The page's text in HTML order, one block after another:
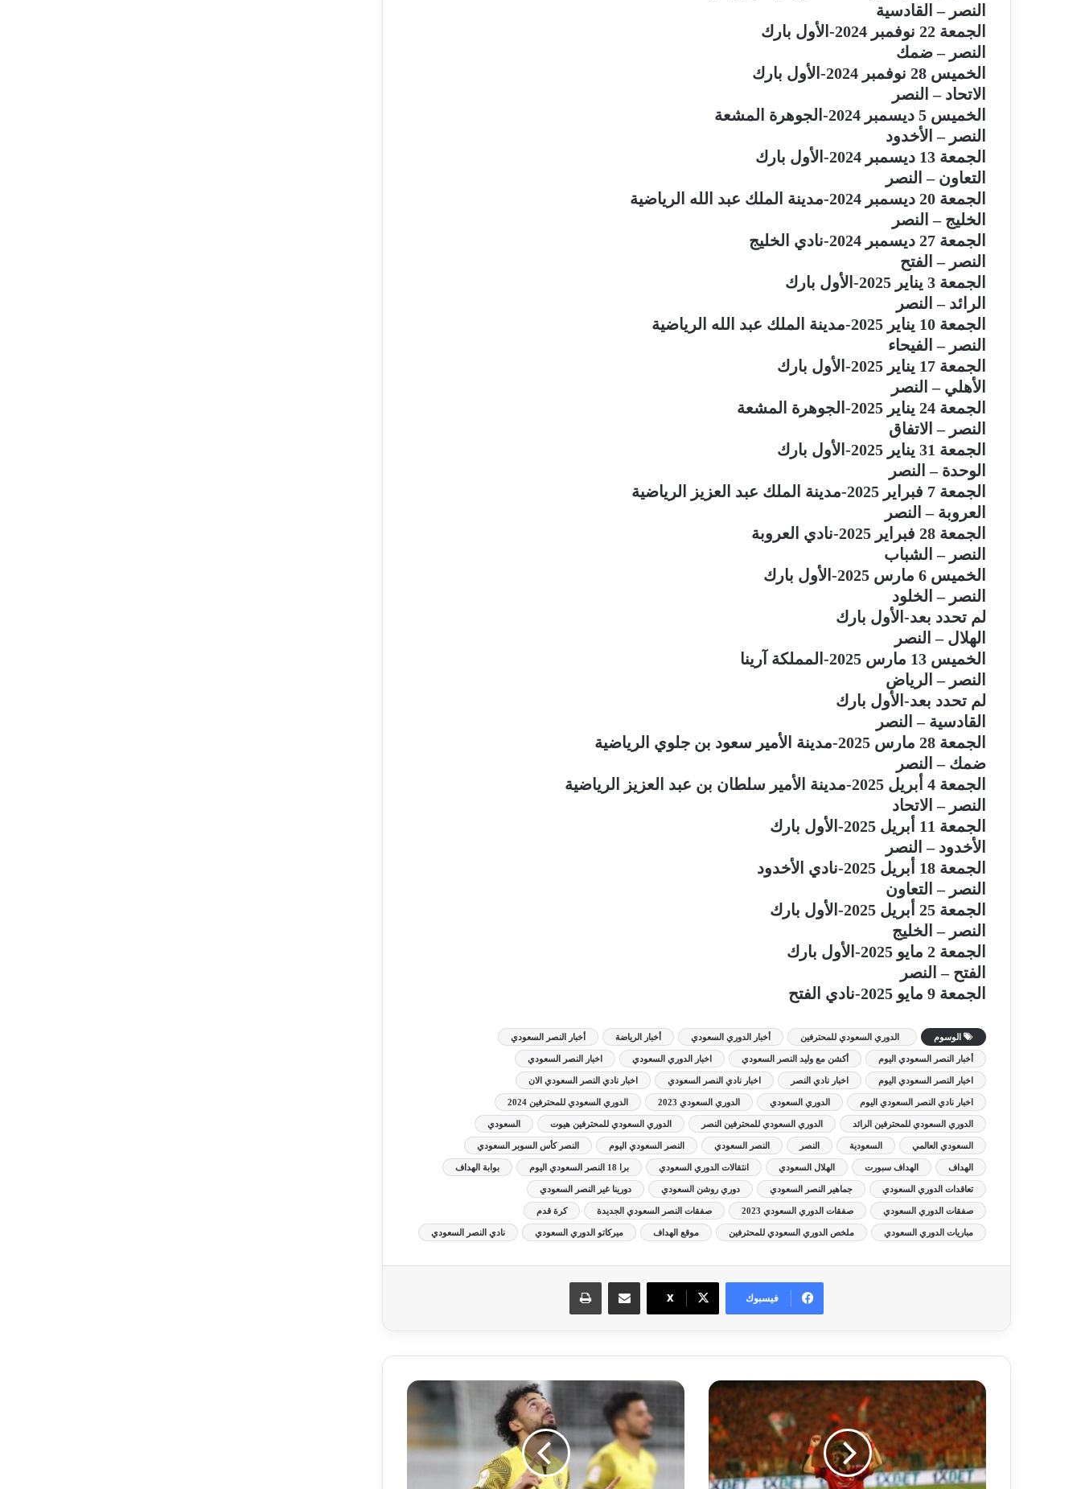
النصر – القادسية
الجمعة 22 نوفمبر 2024-الأول بارك
النصر – ضمك
الخميس 28 نوفمبر 2024-الأول بارك
الاتحاد – النصر
الخميس 5 ديسمبر 2024-الجوهرة المشعة
النصر – الأخدود
الجمعة 13 ديسمبر 2024-الأول بارك
التعاون – النصر
الجمعة 20 ديسمبر 2024-مدينة الملك عبد الله الرياضية
الخليج – النصر
الجمعة 27 ديسمبر 2024-نادي الخليج
النصر – الفتح
الجمعة 3 يناير 2025-الأول بارك
الرائد – النصر
الجمعة 10 يناير 2025-مدينة الملك عبد الله الرياضية
النصر – الفيحاء
الجمعة 17 يناير 2025-الأول بارك
الأهلي – النصر
الجمعة 24 يناير 2025-الجوهرة المشعة
النصر – الاتفاق
الجمعة 31 يناير 2025-الأول بارك
الوحدة – النصر
الجمعة 7 فبراير 2025-مدينة الملك عبد العزيز الرياضية
العروبة – النصر
الجمعة 28 فبراير 2025-نادي العروبة
النصر – الشباب
الخميس 6 مارس 2025-الأول بارك
النصر – الخلود
لم تحدد بعد-الأول بارك
الهلال – النصر
الخميس 13 مارس 2025-المملكة آرينا
النصر – الرياض
لم تحدد بعد-الأول بارك
القادسية – النصر
الجمعة 28 مارس 2025-مدينة الأمير سعود بن جلوي الرياضية
ضمك – النصر
الجمعة 4 أبريل 2025-مدينة الأمير سلطان بن عبد العزيز الرياضية
النصر – الاتحاد
الجمعة 11 أبريل 2025-الأول بارك
الأخدود – النصر
الجمعة 18 أبريل 2025-نادي الأخدود
النصر – التعاون
الجمعة 25 أبريل 2025-الأول بارك
النصر – الخليج
الجمعة 2 مايو 2025-الأول بارك
الفتح – النصر
الجمعة 9 مايو 2025-نادي الفتح
الوسوم الدوري السعودي للمحترفين أخبار الدوري السعودي أخبار الرياضة أخبار النصر السعودي
أخبار النصر السعودي اليوم أكشن مع وليد النصر السعودي اخبار الدوري السعودي اخبار النصر السعودي
اخبار النصر السعودي اليوم اخبار نادي النصر اخبار نادي النصر السعودي اخبار نادي النصر السعودي الان
اخبار نادي النصر السعودي اليوم الدوري السعودي الدوري السعودي 2023 الدوري السعودي للمحترفين 2024
الدوري السعودي للمحترفين الرائد الدوري السعودي للمحترفين النصر الدوري السعودي للمحترفين هيوت السعودي
السعودي العالمي السعودية النصر النصر السعودي النصر السعودي اليوم النصر كأس السوبر السعودي
الهداف الهداف سبورت الهلال السعودي انتقالات الدوري السعودي برا 18 النصر السعودي اليوم بوابة الهداف
تعاقدات الدوري السعودي جماهير النصر السعودي دوري روشن السعودي دورينا غير النصر السعودي
صفقات الدوري السعودي صفقات الدوري السعودي 2023 صفقات النصر السعودي الجديدة كرة قدم
مباريات الدوري السعودي ملخص الدوري السعودي للمحترفين موقع الهداف ميركاتو الدوري السعودي نادي النصر السعودي
فيسبوك X
مشاركة عبر البريد طباعة